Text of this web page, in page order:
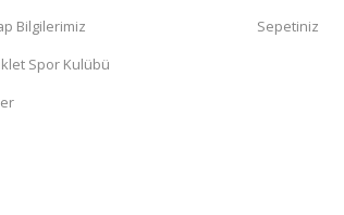
Bilgilerimiz
Spor Kulübü
Sepetiniz